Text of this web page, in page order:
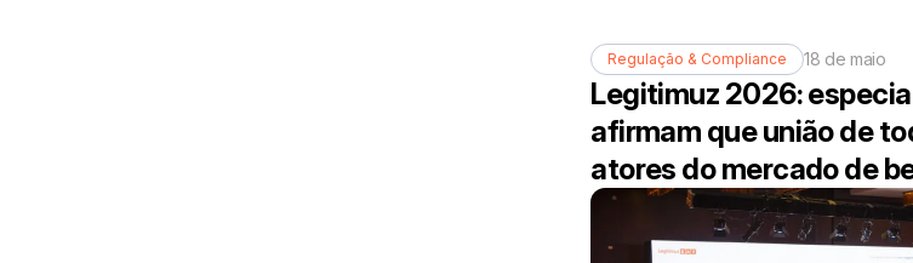
Regulação & Compliance 18 de maio
Legitimuz 2026:
afirmam que união de
atores do mercado de
melhor solução para
jogo ilegal